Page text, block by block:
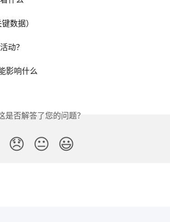
数据）
动？
影响什么
是否解答了您的问题？
😞 😐 😃